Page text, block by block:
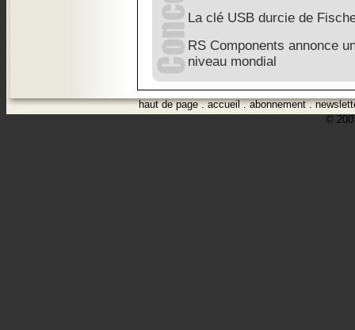
La clé USB durcie de
RS Components annonce
niveau mondial
haut de page.accueil.abonnement.
©